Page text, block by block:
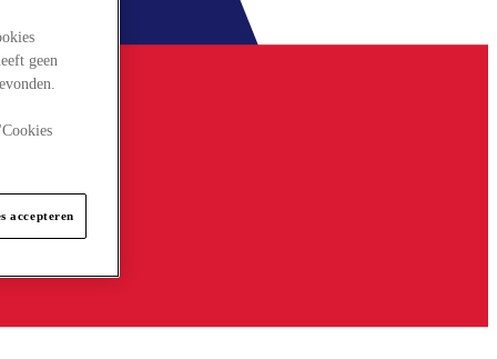
geen
accepteren